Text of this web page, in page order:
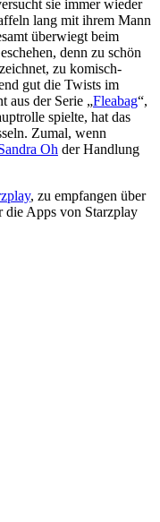
sie immer wieder
lang mit ihrem Mann
überwiegt beim
denn zu schön
zu komisch-
gut die Twists im
aus der Serie „Fleabag“,
spielte, hat das
Zumal, wenn
Oh der Handlung
, zu empfangen über
Apps von Starzplay